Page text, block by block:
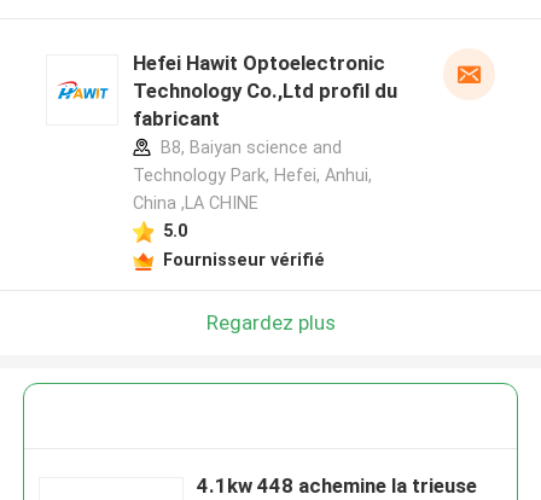
Hefei Hawit Optoelectronic
Technology Co.,Ltd profil du
fabricant
B8, Baiyan science and
Technology Park, Hefei, Anhui,
China ,LA CHINE
5.0
Fournisseur vérifié
Regardez plus
4.1kw 448 achemine la trieuse